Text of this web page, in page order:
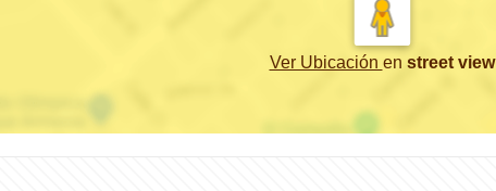
Ver Ubicación en street view